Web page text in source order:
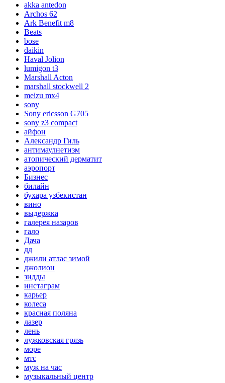
akka antedon
Archos 62
Ark Benefit m8
Beats
bose
daikin
Haval Jolion
lumigon t3
Marshall Acton
marshall stockwell 2
meizu mx4
sony
Sony ericsson G705
sony z3 compact
айфон
Александр Гиль
антимаулнетизм
атопический дерматит
аэропорт
Бизнес
билайн
бухара узбекистан
вино
выдержка
галерея назаров
гало
Дача
дд
джили атлас зимой
джолион
зидды
инстаграм
карьер
колеса
красная поляна
лазер
лень
лужковская грязь
море
мтс
муж на час
музыкальный центр